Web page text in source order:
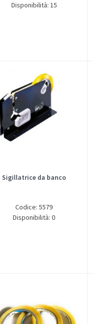
Disponibilità: 15
Sigillatrice da banco
Codice: 5579
Disponibilità: 0